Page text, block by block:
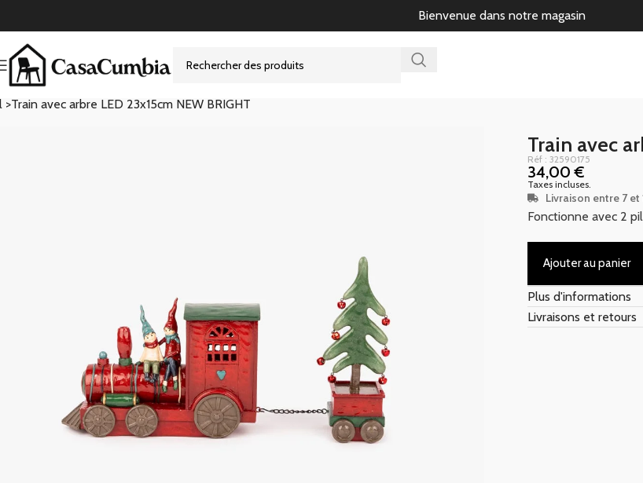
Bienvenue dans notre magasin
>Train avec arbre LED 23x15cm NEW BRIGHT
Train avec
Réf : 32590175
34,00€
Taxes incluses.
Livraison entre 7 et
Fonctionne avec 2
Ajouter au panier
Plus d'informations
Livraisons et retours